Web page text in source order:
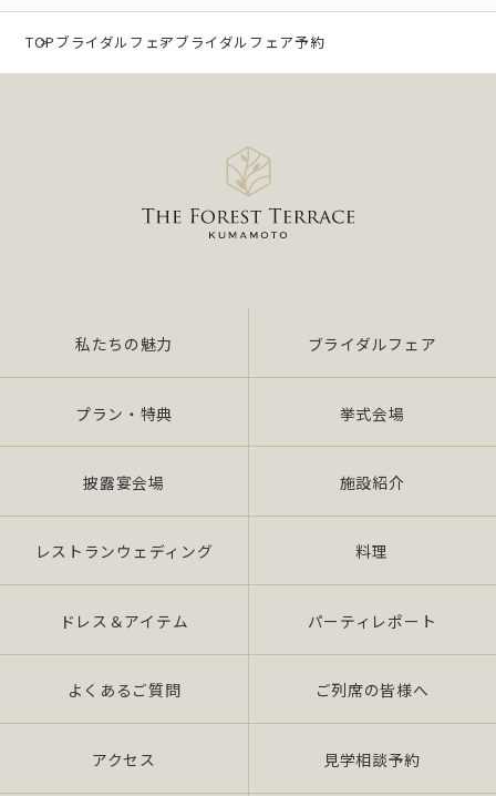
特定するとともに、法で定める場合を除き、その利
用目的の達成に必要な範囲 内において利用いたしま
す。
（1）冠婚葬祭業及び冠婚葬祭の会員募集に関する業
（2）互助会掛金の回収および案内に関する業務
（3）少額短期保険募集代理店としての保険募集およ
また、当社は特定された個人情報の利用目的の達成
に必要な範囲を超えた個人情報の取扱い（目的外利
用）を行いません。
人情報保護マネジメントシステムの要求事項」に準
拠したマネジメン トシステムを遵守し、厳正な管理
の下で行います。
2.個人情報の適切な取扱い
当社は、個人情報の取扱いに関し、JIS Q 15001：
2006 の要求事項、法令「個人情報保護法（平成 17
年 4 月施行）（以下、「法」 という。）」及び社団
法人全日本冠婚葬祭互助協会が定める指針、その他
の規範を遵守いたします。
TOPブライダルフェアブライダルフェア予約
私たちの魅力 ブライダルフェア
プラン・特典 挙式会場
披露宴会場 施設紹介
レストランウェディング 料理
ドレス＆アイテム パーティレポート
よくあるご質問 ご列席の皆様へ
アクセス 見学相談予約